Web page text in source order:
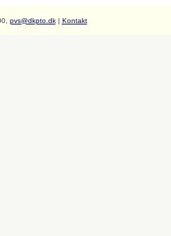
pvs@dkpto.dk| Kontakt